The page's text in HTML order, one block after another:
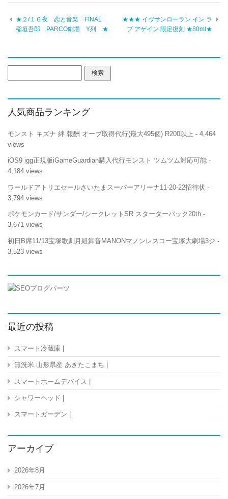
★２/１６夜 恋と音楽 FINAL
稲垣吾郎 PARCO劇場 Y列 ★
★★★ イヴサンローラン イン ラ
ブ アゲイン 限定復刻 ★80ml★
索:
人気商品ランキング
モンスト キズナ 絆 報酬 オーブ取得代行(最大495個) R200以上 - 4,464
views
iOS9 igg正規版iGameGuardian購入代行モンスト ツムツム対応可能 -
4,184 views
ワールドアトリエセールさいたまスーパーアリーナ11-20-22招待状 -
3,794 views
ポケモンカード/サンダー/シークレットSR スターターパック20th -
3,671 views
初日B席11/13宝塚歌劇月組舞音MANONマノンレスコー宝塚大劇場3ジ -
3,523 views
最近の投稿
スマート冷蔵庫 |
無洗米 山形県産 あきたこまち |
スマートホームデバイス |
シャワーヘッド |
スマートガーデン |
アーカイブ
2026年8月
2026年7月